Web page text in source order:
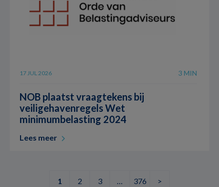
17 JUL 2026 3 MIN
NOB plaatst vraagtekens bij
veiligehavenregels Wet
minimumbelasting 2024
Lees meer
1 2 3 … 376 >